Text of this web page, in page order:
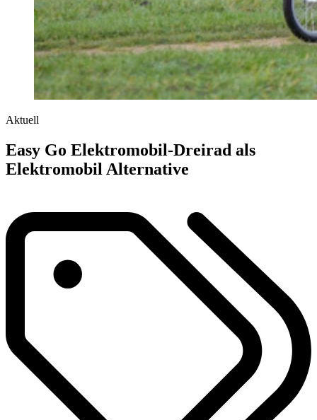
Aktuell
Easy Go Elektromobil-Dreirad als
Elektromobil Alternative